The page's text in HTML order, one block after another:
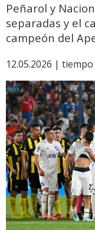
Peñarol y
separadas y el
campeón del
12.05.2026 | tiempo